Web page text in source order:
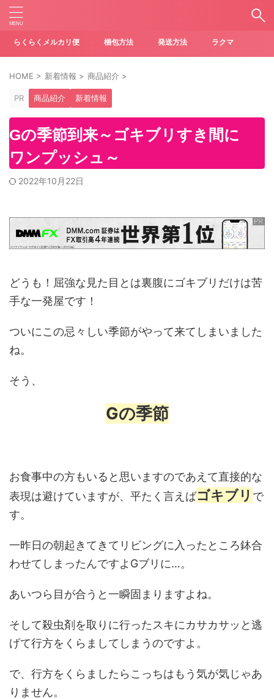
らくらくメルカリ便 梱包方法 発送方法 ラクマ
HOME > 新着情報 > 商品紹介 >
PR 商品紹介 新着情報
Gの季節到来～ゴキブリすき間に
ワンプッシュ～
2022年10月22日
どうも！屈強な見た目とは裏腹にゴキブリだけは苦
手な一発屋です！
ついにこの忌々しい季節がやって来てしまいました
ね。
そう、
Gの季節
お食事中の方もいると思いますのであえて直接的な
表現は避けていますが、平たく言えばゴキブリ で
す。
一昨日の朝起きてきてリビングに入ったところ鉢合
わせてしまったんですよGブリに…。
あいつら目が合うと一瞬固まりますよね。
そして殺虫剤を取りに行ったスキにカサカサッと逃
げて行方をくらましてしまうのですよ。
で、行方をくらましたらこっちはもう気が気じゃあ
りません。